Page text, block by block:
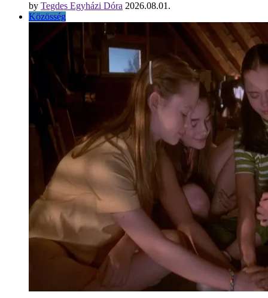
by Tegdes Egyházi Dóra 2026.08.01.
Közösség